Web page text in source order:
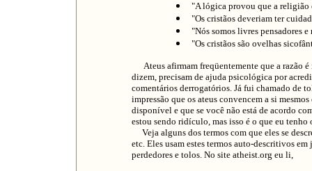
"A lógica provou que a religião
"Os cristãos deveriam ter
"Nós somos livres pensadores
"Os cristãos são ovelhas
Ateus afirmam freqüentemente que a razão é
dizem, precisam de ajuda psicológica por
comentários derrogatórios. Já fui chamado de
impressão que os ateus convencem a si
disponível e que se você não está de acordo
estou sendo ridículo, mas isso é o que eu
Veja alguns dos termos com que eles se
etc. Eles usam estes termos auto-descritivos
perdedores e tolos. No site atheist.org eu li,